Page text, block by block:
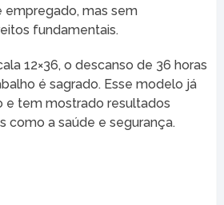
mas sem
fundamentais.
12×36, o descanso de 36 horas
é sagrado. Esse modelo já
e tem mostrado resultados
como a saúde e segurança.